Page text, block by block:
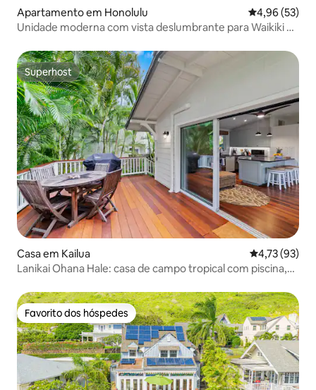
Apartamento em Honolulu Classificação
4,96 (53)
Unidade moderna com vista deslumbrante para Waikiki c/
Superhost
Superhost
Casa em Kailua Classificação
4,73 (93)
Lanikai Ohana Hale: casa de campo tropical com piscina,
Favorito dos hóspedes
Favorito dos hóspedes